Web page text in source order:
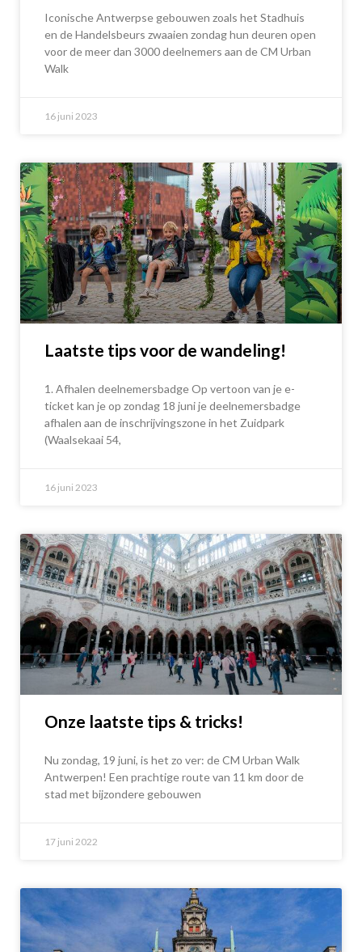
Iconische Antwerpse gebouwen zoals het Stadhuis
en de Handelsbeurs zwaaien zondag hun deuren open
voor de meer dan 3000 deelnemers aan de CM Urban
Walk
16 juni 2023
Laatste tips voor de wandeling!
1. Afhalen deelnemersbadge Op vertoon van je e-
ticket kan je op zondag 18 juni je deelnemersbadge
afhalen aan de inschrijvingszone in het Zuidpark
(Waalsekaai 54,
16 juni 2023
Onze laatste tips & tricks!
Nu zondag, 19 juni, is het zo ver: de CM Urban Walk
Antwerpen! Een prachtige route van 11 km door de
stad met bijzondere gebouwen
17 juni 2022